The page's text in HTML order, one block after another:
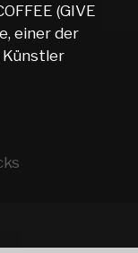
(GIVE
einer der